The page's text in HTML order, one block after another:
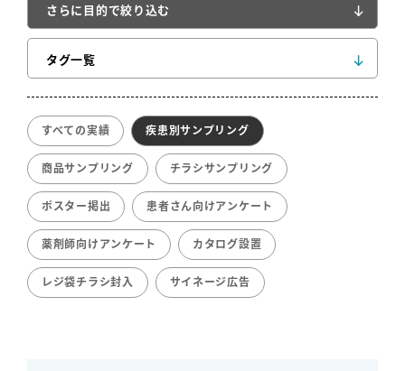
さらに目的で絞り込む
タグ一覧
すべての実績 疾患別サンプリング
商品サンプリング チラシサンプリング
ポスター掲出 患者さん向けアンケート
薬剤師向けアンケート カタログ設置
レジ袋チラシ封入 サイネージ広告